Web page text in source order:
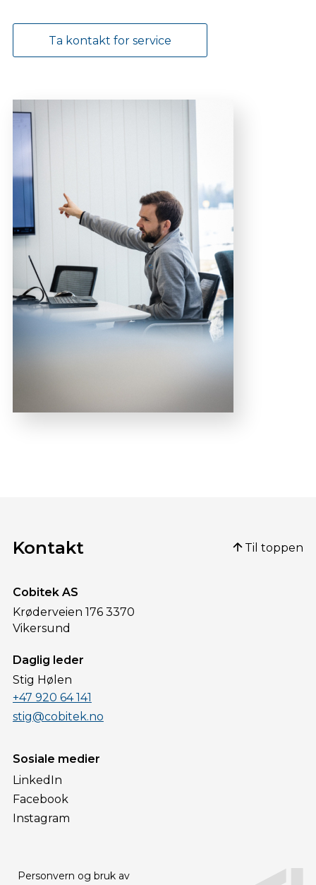
Ta kontakt for service
Kontakt Til toppen
Cobitek AS
Krøderveien 176 3370
Vikersund
Daglig leder
Stig Hølen
+47 920 64 141
stig@cobitek.no
Sosiale medier
LinkedIn
Facebook
Instagram
Personvern og bruk av